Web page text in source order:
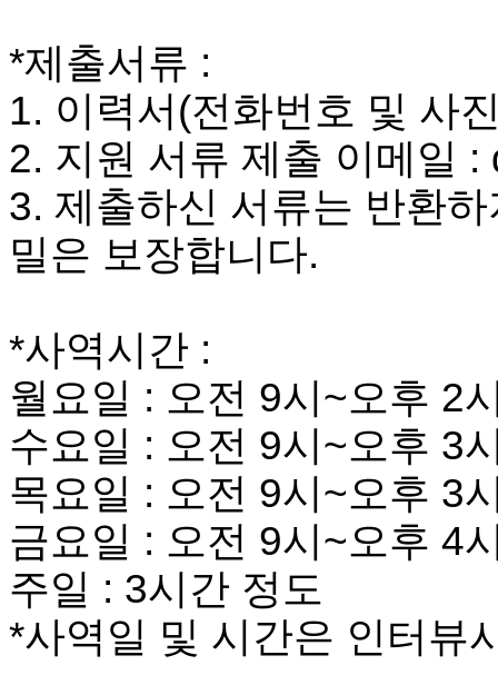
입
기
전
료
약
임
심
코
리
아
뉴
스
신
규
노
제
휴
사
이
트
*제출서류 :
1. 이력서(전화번호 및 사
2. 지원 서류 제출 이메일 :
3. 제출하신 서류는 반환
밀은 보장합니다.
*사역시간 :
월요일 : 오전 9시~오후 2
수요일 : 오전 9시~오후 3
목요일 : 오전 9시~오후 3
금요일 : 오전 9시~오후 4
주일 : 3시간 정도
*사역일 및 시간은 인터뷰